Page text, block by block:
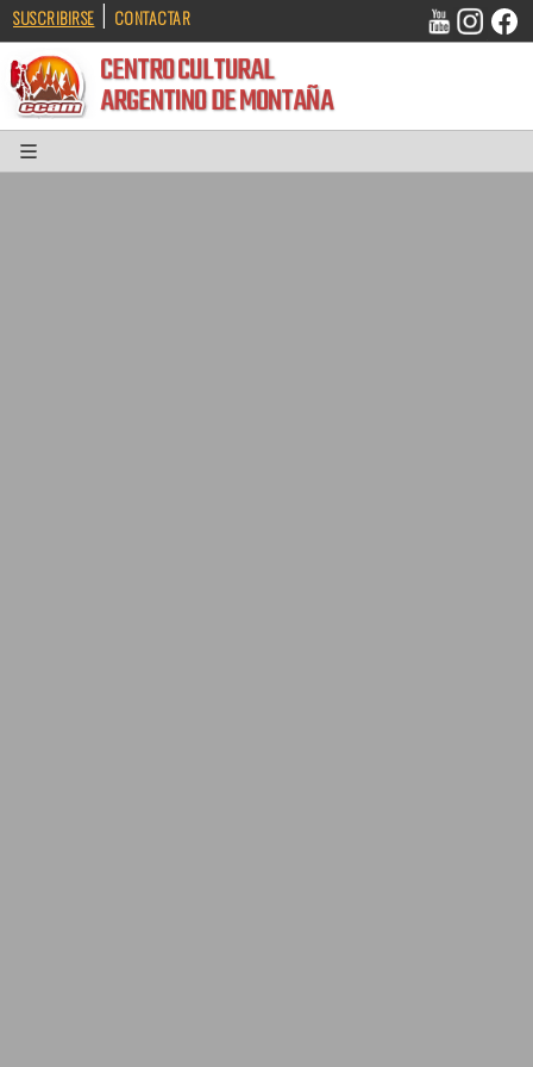
SUSCRIBIRSE | CONTACTAR
CENTRO CULTURAL
ARGENTINO DE MONTAÑA